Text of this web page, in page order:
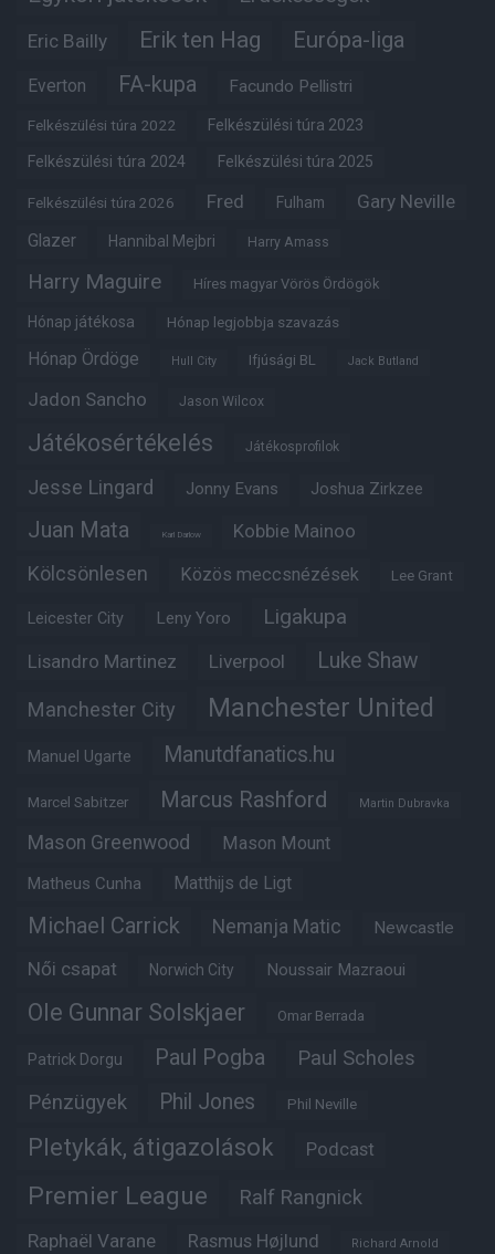
Eric Bailly Erik ten Hag Európa-liga
Everton FA-kupa Facundo Pellistri
Felkészülési túra 2022 Felkészülési túra 2023
Felkészülési túra 2024 Felkészülési túra 2025
Felkészülési túra 2026 Fred Fulham Gary Neville
Glazer Hannibal Mejbri Harry Amass
Harry Maguire Híres magyar Vörös Ördögök
Hónap játékosa Hónap legjobbja szavazás
Hónap Ördöge Hull City Ifjúsági BL Jack Butland
Jadon Sancho Jason Wilcox
Játékosértékelés Játékosprofilok
Jesse Lingard Jonny Evans Joshua Zirkzee
Juan Mata Karl Darlow Kobbie Mainoo
Kölcsönlesen Közös meccsnézések Lee Grant
Leicester City Leny Yoro Ligakupa
Lisandro Martinez Liverpool Luke Shaw
Manchester City Manchester United
Manuel Ugarte Manutdfanatics.hu
Marcel Sabitzer Marcus Rashford Martin Dubravka
Mason Greenwood Mason Mount
Matheus Cunha Matthijs de Ligt
Michael Carrick Nemanja Matic Newcastle
Női csapat Norwich City Noussair Mazraoui
Ole Gunnar Solskjaer Omar Berrada
Patrick Dorgu Paul Pogba Paul Scholes
Pénzügyek Phil Jones Phil Neville
Pletykák, átigazolások Podcast
Premier League Ralf Rangnick
Raphaël Varane Rasmus Højlund Richard Arnold